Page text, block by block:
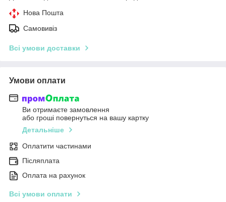
Нова Пошта
Самовивіз
Всі умови доставки
Умови оплати
Ви отримаєте замовлення
або гроші повернуться на вашу картку
Детальніше
Оплатити частинами
Післяплата
Оплата на рахунок
Всі умови оплати